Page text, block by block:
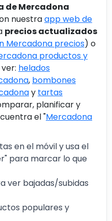
de Mercadona
nuestraapp web de
precios actualizados
Mercadona precios) o
productos y
helados
, bombones
y tartas
planificar y
el "Mercadona
en el móvil y usa el
para marcar lo que
ver bajadas/subidas
populares y